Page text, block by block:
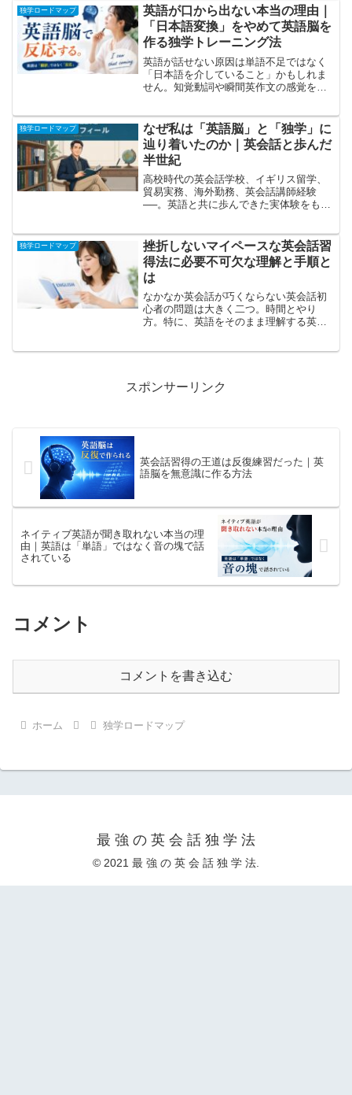
実体験ベースの視点で詳しく解説しま
す。
独学ロードマップ
英語が口から出ない本当の理由｜
「日本語変換」をやめて英語脳を
作る独学トレーニング法
英語が話せない原因は単語不足ではなく
「日本語を介していること」かもしれま
せん。知覚動詞や瞬間英作文の感覚を使
YouCanSpeak の特徴を解説します。
独学ロードマップ
なぜ私は「英語脳」と「独学」に
辿り着いたのか｜英会話と歩んだ
半世紀
高校時代の英会話学校、イギリス留学、
貿易実務、海外勤務、英会話講師経験
──。英語と共に歩んできた実体験をもと
独学ロードマップ
挫折しないマイペースな英会話習
得法に必要不可欠な理解と手順と
は
なかなか英会話が巧くならない英会話初
心者の問題は大きく二つ。時間とやり
方。特に、英語をそのまま理解する英語
スポンサーリンク
​英会話習得の王道は反復練習だった｜英
語脳を無意識に作る方法
ネイティブ英語が聞き取れない本当の理
由｜英語は「単語」ではなく音の塊で話
されている
コメント
コメントを書き込む
ホーム 独学ロードマップ
最 強 の 英 会 話 独 学 法
© 2021 最 強 の 英 会 話 独 学 法.